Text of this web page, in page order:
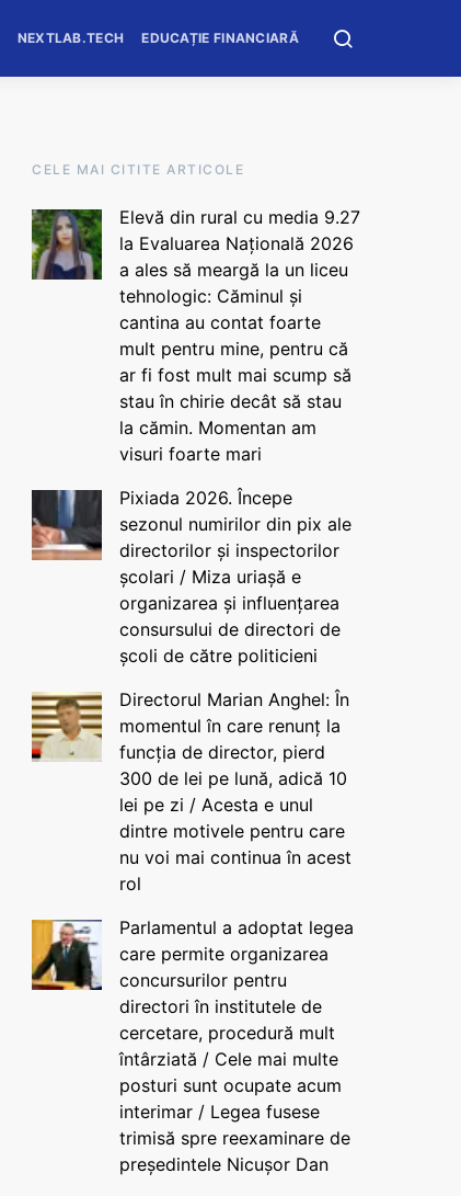
NEXTLAB.TECH EDUCAȚIE FINANCIARĂ
CELE MAI CITITE ARTICOLE
Elevă din rural cu media 9.27
la Evaluarea Națională 2026
a ales să meargă la un liceu
tehnologic: Căminul și
cantina au contat foarte
mult pentru mine, pentru că
ar fi fost mult mai scump să
stau în chirie decât să stau
la cămin. Momentan am
visuri foarte mari
Pixiada 2026. Începe
sezonul numirilor din pix ale
directorilor și inspectorilor
școlari / Miza uriașă e
organizarea și influențarea
consursului de directori de
școli de către politicieni
Directorul Marian Anghel: În
momentul în care renunț la
funcția de director, pierd
300 de lei pe lună, adică 10
lei pe zi / Acesta e unul
dintre motivele pentru care
nu voi mai continua în acest
rol
Parlamentul a adoptat legea
care permite organizarea
concursurilor pentru
directori în institutele de
cercetare, procedură mult
întârziată / Cele mai multe
posturi sunt ocupate acum
interimar / Legea fusese
trimisă spre reexaminare de
președintele Nicușor Dan